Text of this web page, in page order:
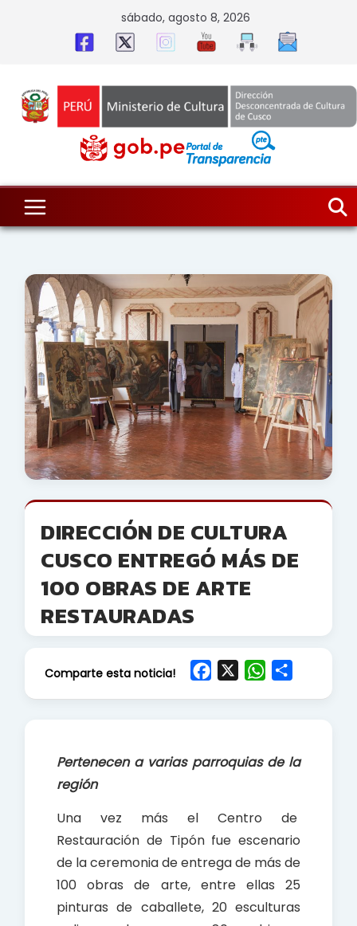
sábado, agosto 8, 2026
DIRECCIÓN DE CULTURA
CUSCO ENTREGÓ MÁS DE
100 OBRAS DE ARTE
RESTAURADAS
Comparte esta noticia!
k
W
e
Pertenecen a varias parroquias de la
región
Una vez más el Centro de
Restauración de Tipón fue escenario
de la ceremonia de entrega de más de
100 obras de arte, entre ellas 25
pinturas de caballete, 20 esculturas